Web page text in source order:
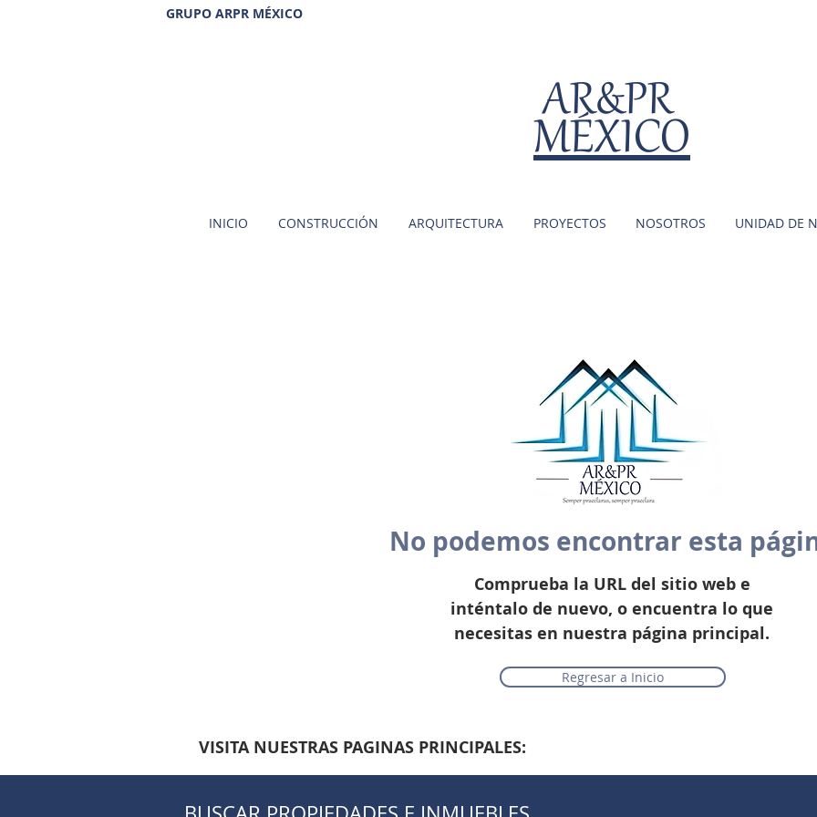
GRUPO ARPR MÉXICO
MÉXICO
AR&PR
INICIO CONSTRUCCIÓN ARQUITECTURA PROYECTOS NOSOTROS UNIDAD DE
No podemos encontrar esta
Comprueba la URL del sitio web e
inténtalo de nuevo, o encuentra lo que
necesitas en nuestra página principal.
Regresar a Inicio
VISITA NUESTRAS PAGINAS PRINCIPALES: